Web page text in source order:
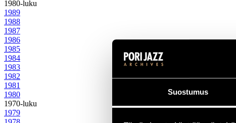
Suostumus
1980-luku
1989
1988
1987
1986
1985
1984
1983
1982
1981
1980
1970-luku
1979